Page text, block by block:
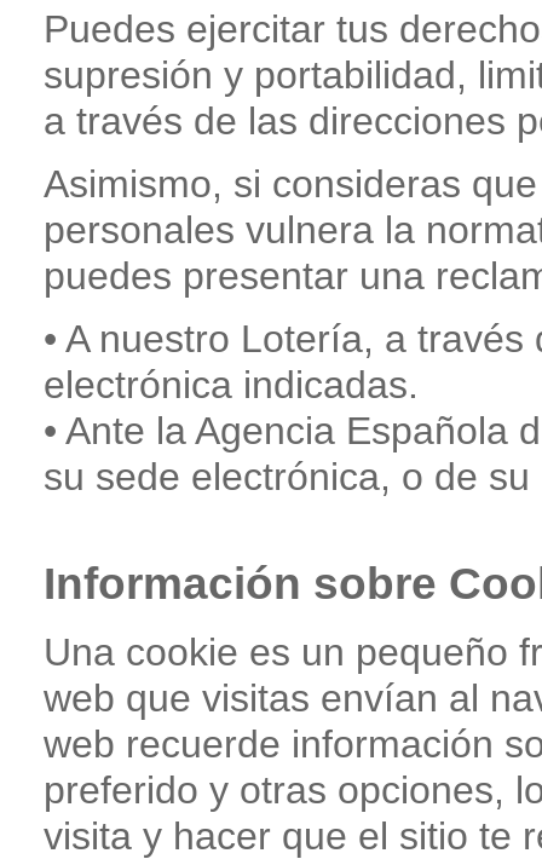
Puedes ejercitar tus
supresión y portabilidad,
a través de las direcciones
Asimismo, si consideras
personales vulnera la
puedes presentar una
• A nuestro Lotería, a
electrónica indicadas.
• Ante la Agencia Española
su sede electrónica, o de
Información sobre
Una cookie es un pequeño
web que visitas enví­an al
web recuerde información
preferido y otras opciones,
visita y hacer que el sitio te